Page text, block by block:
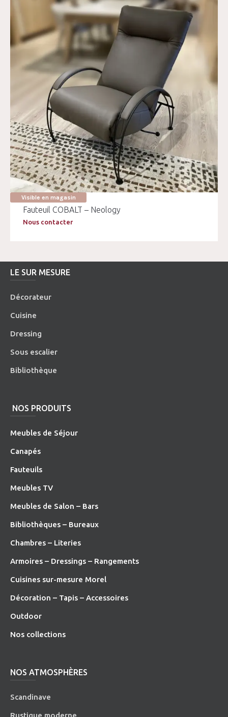
Visible en magasin
Fauteuil COBALT – Neology
Nous contacter
LE SUR MESURE
Décorateur
Cuisine
Dressing
Sous escalier
Bibliothèque
NOS PRODUITS
Meubles de Séjour
Canapés
Fauteuils
Meubles TV
Meubles de Salon – Bars
Bibliothèques – Bureaux
Chambres – Literies
Armoires – Dressings – Rangements
Cuisines sur-mesure Morel
Décoration – Tapis – Accessoires
Outdoor
Nos collections
NOS ATMOSPHÈRES
Scandinave
Rustique moderne